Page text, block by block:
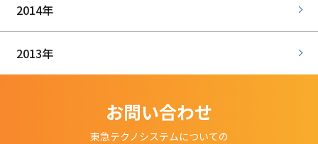
2014年
2013年
お問い合わせ
東急テクノシステムについての